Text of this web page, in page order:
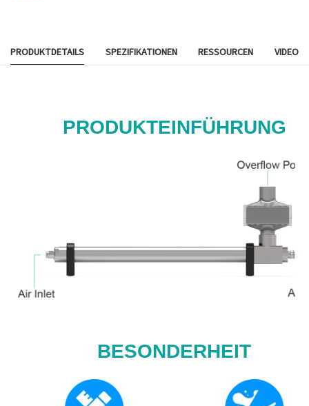
PRODUKTDETAILS SPEZIFIKATIONEN RESSOURCEN VIDEO
PRODUKTEINFÜHRUNG
BESONDERHEIT